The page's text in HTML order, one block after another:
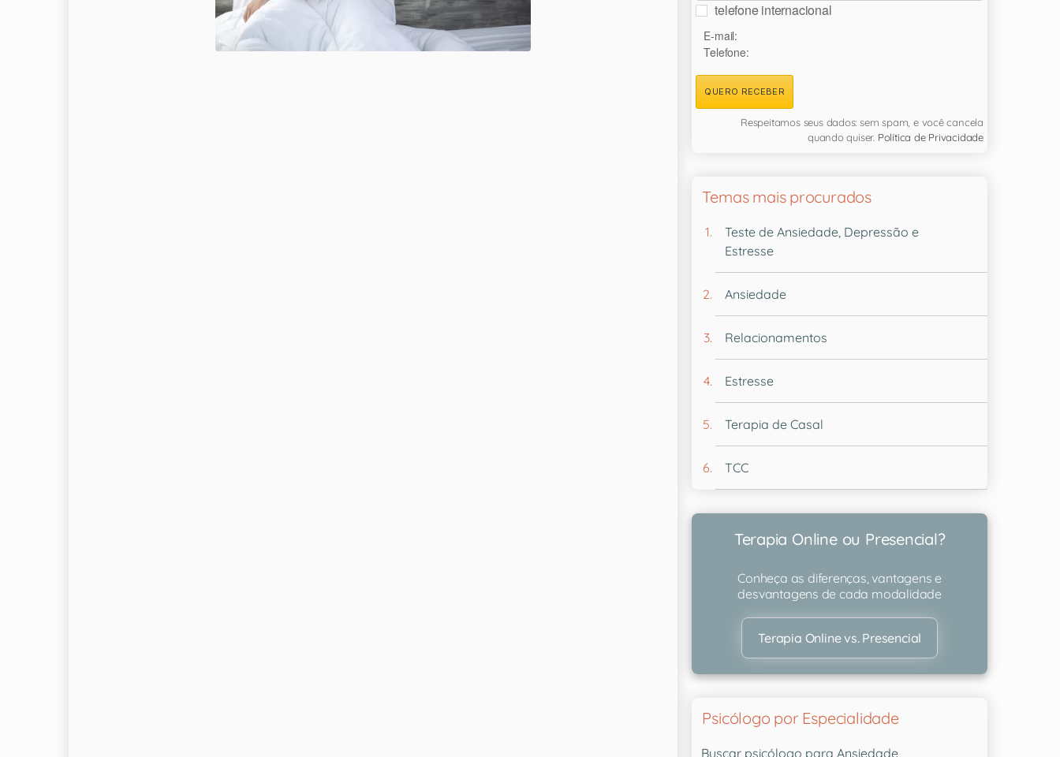
telefone internacional
E-mail:
Telefone:
QUERO RECEBER
Respeitamos seus dados: sem spam, e você cancela
quando quiser. Política de Privacidade
Temas mais procurados
Teste de Ansiedade, Depressão e
Estresse
Ansiedade
Relacionamentos
Estresse
Terapia de Casal
TCC
Terapia Online ou Presencial?
Conheça as diferenças, vantagens e
desvantagens de cada modalidade
Terapia Online vs. Presencial
Psicólogo por Especialidade
Buscar psicólogo para Ansiedade